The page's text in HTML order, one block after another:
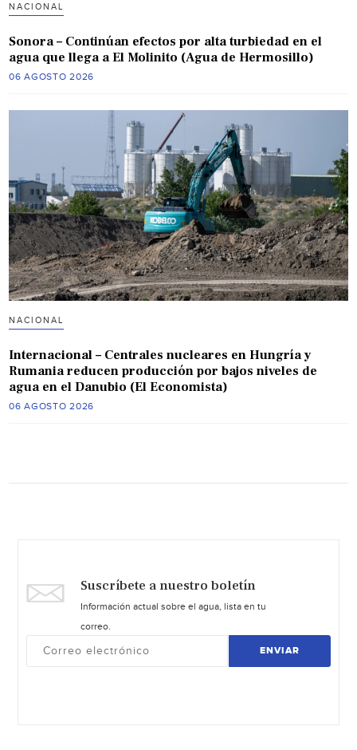
NACIONAL
Sonora – Continúan efectos por alta turbiedad en el
agua que llega a El Molinito (Agua de Hermosillo)
06 AGOSTO 2026
NACIONAL
Internacional – Centrales nucleares en Hungría y
Rumania reducen producción por bajos niveles de
agua en el Danubio (El Economista)
06 AGOSTO 2026
Suscríbete a nuestro boletín
Información actual sobre el agua, lista en tu
correo.
ENVIAR